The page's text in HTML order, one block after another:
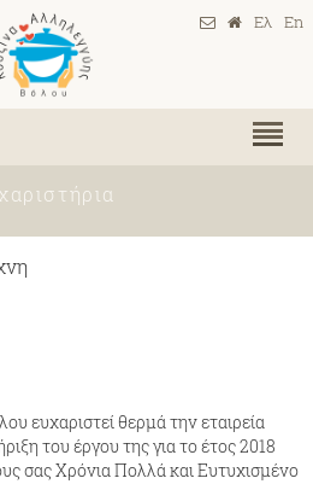
Ελ En
ευχαριστεί θερμά την εταιρεία
του έργου της για το έτος 2018
σας Χρόνια Πολλά και Ευτυχισμένο